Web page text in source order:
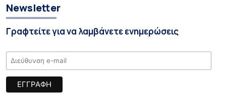
Newsletter
Γραφτείτε για να λαμβάνετε ενημερώσεις